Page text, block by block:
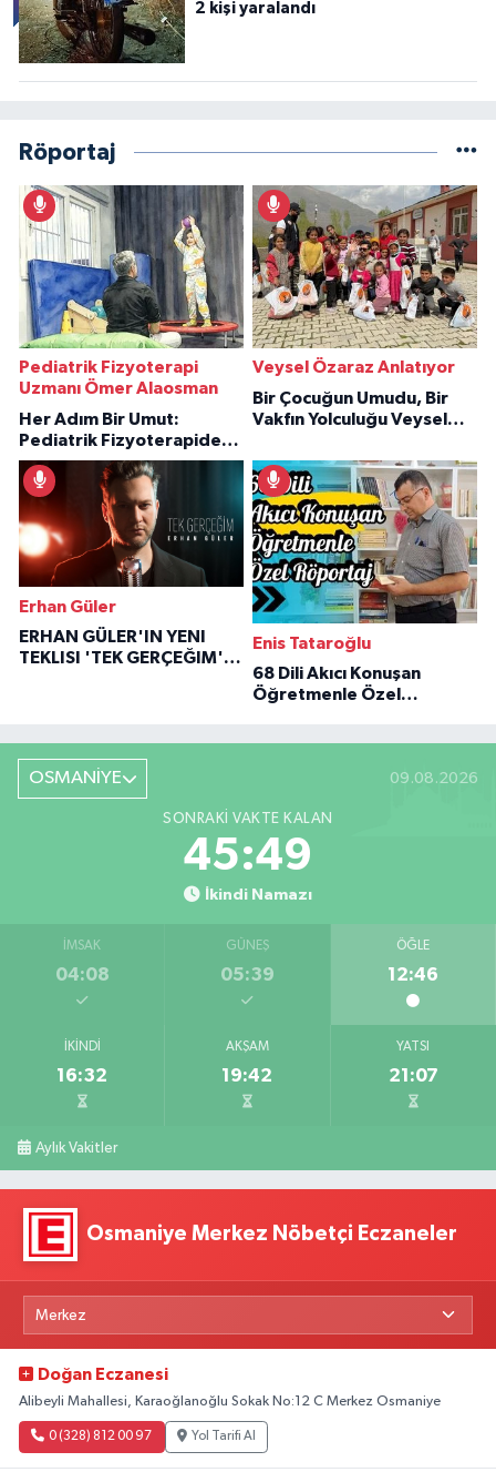
2 kişi yaralandı
Röportaj
Pediatrik Fizyoterapi
Uzmanı Ömer Alaosman
Her Adım Bir Umut:
Pediatrik Fizyoterapiden
İlham Veren Hikâyeler
Veysel Özaraz Anlatıyor
Bir Çocuğun Umudu, Bir
Vakfın Yolculuğu Veysel
Erhan Güler
ERHAN GÜLER'IN YENI
TEKLISI 'TEK GERÇEĞIM'LE
Enis Tataroğlu
68 Dili Akıcı Konuşan
Öğretmenle Özel
OSMANİYE 09.08.2026
SONRAKI VAKTE KALAN
45:48
İkindi Namazı
İMSAK
04:08
GÜNEŞ
05:39
ÖĞLE
12:46
İKINDI
16:32
AKŞAM
19:42
YATSI
21:07
Aylık Vakitler
Osmaniye Merkez Nöbetçi Eczaneler
Doğan Eczanesi
Alibeyli Mahallesi, Karaoğlanoğlu Sokak No:12 C Merkez Osmaniye
0 (328) 812 00 97 Yol Tarifi Al